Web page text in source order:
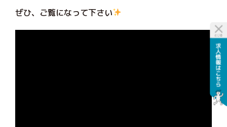
ぜひ、ご覧になって下さい